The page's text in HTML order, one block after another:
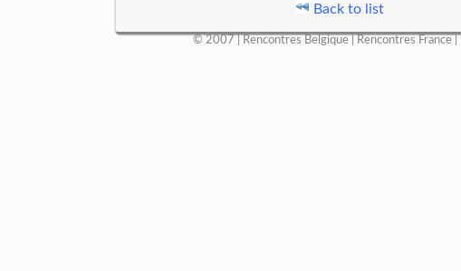
Back to list
© 2007 | Rencontres Belgique| Rencontres France|